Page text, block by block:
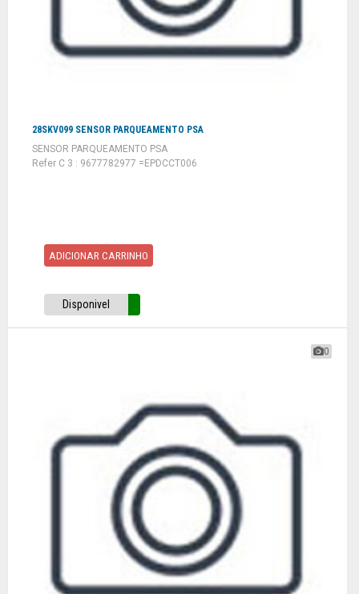
28SKV099 SENSOR PARQUEAMENTO PSA
SENSOR PARQUEAMENTO PSA
Refer C 3 : 9677782977 =EPDCCT006
ADICIONAR CARRINHO
Disponivel
0